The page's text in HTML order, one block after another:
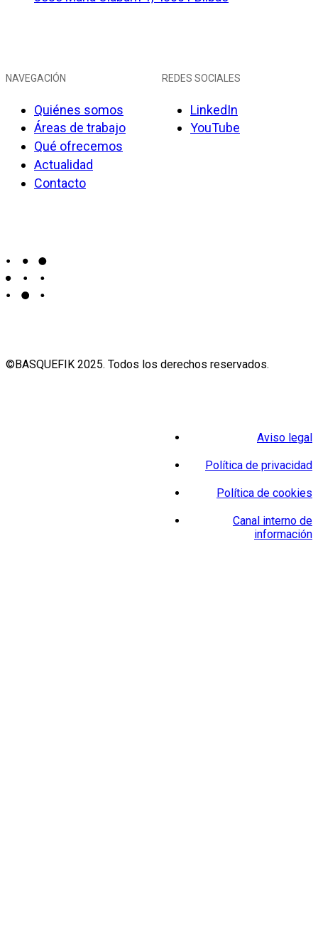
NAVEGACIÓN
Quiénes somos
Áreas de trabajo
Qué ofrecemos
Actualidad
Contacto
REDES SOCIALES
LinkedIn
YouTube
©BASQUEFIK 2025. Todos los derechos reservados.
Aviso legal
Política de privacidad
Política de cookies
Canal interno de
información